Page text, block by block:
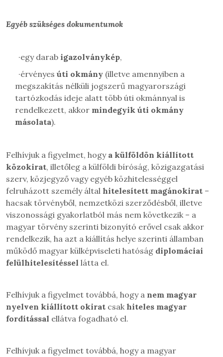
Egyéb szükséges dokumentumok
·egy darab igazolványkép,
·érvényes úti okmány (illetve amennyiben a
megszakítás nélküli jogszerű magyarországi
tartózkodás ideje alatt több úti okmánnyal is
rendelkezett, akkor mindegyik úti okmány
másolata).
Felhívjuk a figyelmet, hogy a külföldön kiállított
közokirat, illetőleg a külföldi bíróság, közigazgatási
szerv, közjegyző vagy egyéb közhitelességgel
felruházott személy által hitelesített magánokirat –
hacsak törvényből, nemzetközi szerződésből, illetve
viszonossági gyakorlatból más nem következik – a
magyar törvény szerinti bizonyító erővel csak akkor
rendelkezik, ha azt a kiállítás helye szerinti államban
működő magyar külképviseleti hatóság diplomáciai
felülhitelesítéssel látta el.
Felhívjuk a figyelmet továbbá, hogy a nem magyar
nyelven kiállított okirat csak hiteles magyar
fordítással ellátva fogadható el.
Felhívjuk a figyelmet továbbá, hogy a magyar